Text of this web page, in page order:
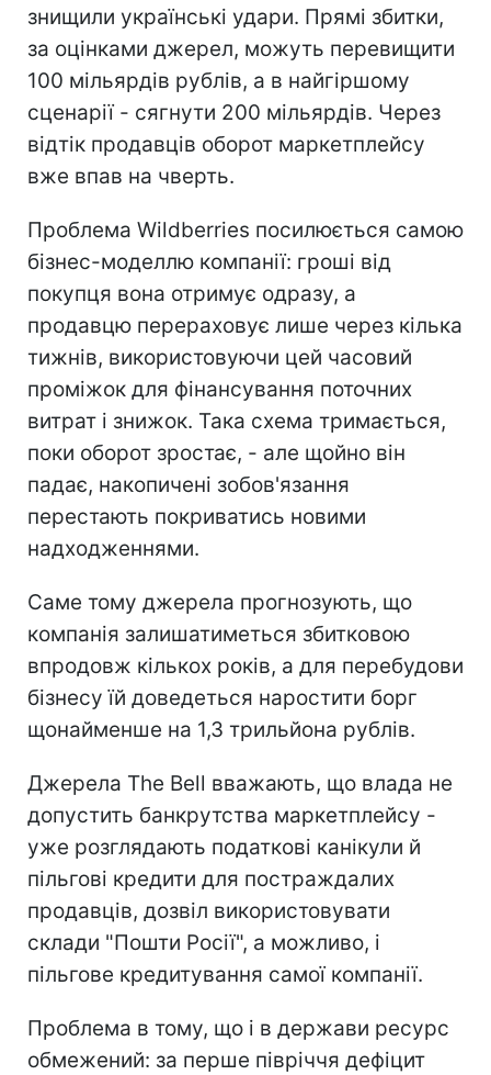
знищили українські удари. Прямі збитки,
за оцінками джерел, можуть перевищити
100 мільярдів рублів, а в найгіршому
сценарії - сягнути 200 мільярдів. Через
відтік продавців оборот маркетплейсу
вже впав на чверть.
Проблема Wildberries посилюється самою
бізнес-моделлю компанії: гроші від
покупця вона отримує одразу, а
продавцю перераховує лише через кілька
тижнів, використовуючи цей часовий
проміжок для фінансування поточних
витрат і знижок. Така схема тримається,
поки оборот зростає, - але щойно він
падає, накопичені зобов'язання
перестають покриватись новими
надходженнями.
Саме тому джерела прогнозують, що
компанія залишатиметься збитковою
впродовж кількох років, а для перебудови
бізнесу їй доведеться наростити борг
щонайменше на 1,3 трильйона рублів.
Джерела The Bell вважають, що влада не
допустить банкрутства маркетплейсу -
уже розглядають податкові канікули й
пільгові кредити для постраждалих
продавців, дозвіл використовувати
склади "Пошти Росії", а можливо, і
пільгове кредитування самої компанії.
Проблема в тому, що і в держави ресурс
обмежений: за перше півріччя дефіцит